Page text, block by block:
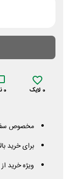
0 لایک 0
مخصوص
برای خرید بالای 50
ویژه خرید